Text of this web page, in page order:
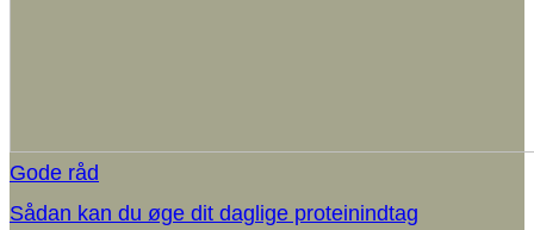
Gode råd
Sådan kan du øge dit daglige proteinindtag